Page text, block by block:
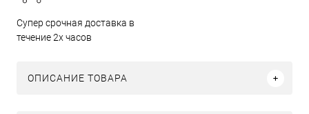
Супер срочная доставка в
течение 2х часов
ОПИСАНИЕ ТОВАРА